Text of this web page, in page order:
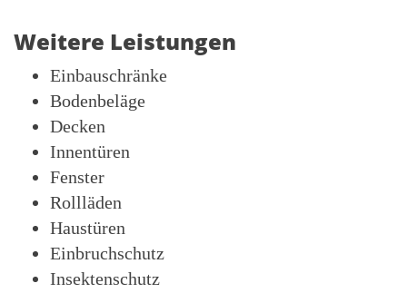
Weitere Leistungen
Einbauschränke
Bodenbeläge
Decken
Innentüren
Fenster
Rollläden
Haustüren
Einbruchschutz
Insektenschutz